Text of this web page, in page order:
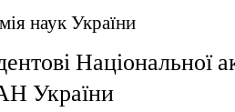
наук України
Національної
України